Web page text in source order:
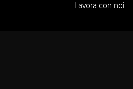
Lavora con noi